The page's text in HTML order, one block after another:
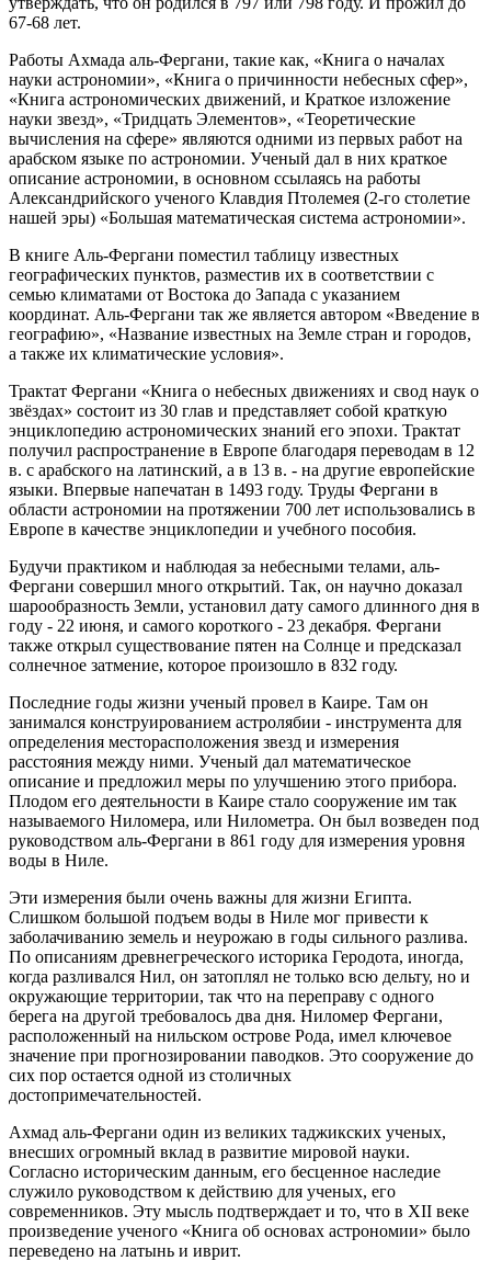
67-68 лет.
Работы Ахмада аль-Фергани, такие как, «Книга о началах
науки астрономии», «Книга о причинности небесных сфер»,
«Книга астрономических движений, и Краткое изложение
науки звезд», «Тридцать Элементов», «Теоретические
вычисления на сфере» являются одними из первых работ на
арабском языке по астрономии. Ученый дал в них краткое
описание астрономии, в основном ссылаясь на работы
Александрийского ученого Клавдия Птолемея (2-го столетие
нашей эры) «Большая математическая система астрономии».
В книге Аль-Фергани поместил таблицу известных
географических пунктов, разместив их в соответствии с
семью климатами от Востока до Запада с указанием
координат. Аль-Фергани так же является автором «Введение в
географию», «Название известных на Земле стран и городов,
а также их климатические условия».
Трактат Фергани «Книга о небесных движениях и свод наук о
звёздах» состоит из 30 глав и представляет собой краткую
энциклопедию астрономических знаний его эпохи. Трактат
получил распространение в Европе благодаря переводам в 12
в. с арабского на латинский, а в 13 в. - на другие европейские
языки. Впервые напечатан в 1493 году. Труды Фергани в
области астрономии на протяжении 700 лет использовались в
Европе в качестве энциклопедии и учебного пособия.
Будучи практиком и наблюдая за небесными телами, аль-
Фергани совершил много открытий. Так, он научно доказал
шарообразность Земли, установил дату самого длинного дня в
году - 22 июня, и самого короткого - 23 декабря. Фергани
также открыл существование пятен на Солнце и предсказал
солнечное затмение, которое произошло в 832 году.
Последние годы жизни ученый провел в Каире. Там он
занимался конструированием астролябии - инструмента для
определения месторасположения звезд и измерения
расстояния между ними. Ученый дал математическое
описание и предложил меры по улучшению этого прибора.
Плодом его деятельности в Каире стало сооружение им так
называемого Ниломера, или Нилометра. Он был возведен под
руководством аль-Фергани в 861 году для измерения уровня
воды в Ниле.
Эти измерения были очень важны для жизни Египта.
Слишком большой подъем воды в Ниле мог привести к
заболачиванию земель и неурожаю в годы сильного разлива.
По описаниям древнегреческого историка Геродота, иногда,
когда разливался Нил, он затоплял не только всю дельту, но и
окружающие территории, так что на переправу с одного
берега на другой требовалось два дня. Ниломер Фергани,
расположенный на нильском острове Рода, имел ключевое
значение при прогнозировании паводков. Это сооружение до
сих пор остается одной из столичных
достопримечательностей.
Ахмад аль-Фергани один из великих таджикских ученых,
внесших огромный вклад в развитие мировой науки.
Согласно историческим данным, его бесценное наследие
служило руководством к действию для ученых, его
современников. Эту мысль подтверждает и то, что в XII веке
произведение ученого «Книга об основах астрономии» было
переведено на латынь и иврит.